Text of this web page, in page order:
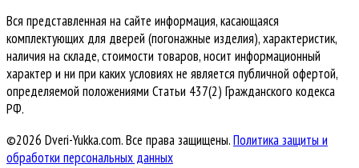
Вся представленная на сайте информация, касающаяся
комплектующих для дверей (погонажные изделия), характеристик,
наличия на складе, стоимости товаров, носит информационный
характер и ни при каких условиях не является публичной офертой,
определяемой положениями Статьи 437(2) Гражданского кодекса
РФ.
©2026 Dveri-Yukka.com. Все права защищены.Политика защиты и
обработки персональных данных